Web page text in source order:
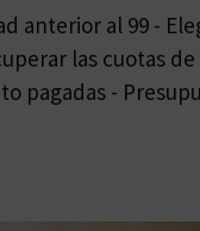
anterior al 99 -
las cuotas de
pagadas -